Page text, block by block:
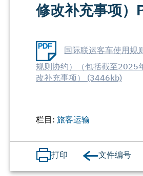
修改补充事项）
国际联运客车使用规
规则协约）（包括截至2025
改补充事项） (3446kb)
栏目: 旅客运输
打印 文件编号